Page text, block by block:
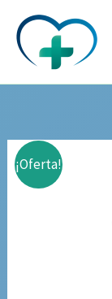
contenido
¡Oferta!